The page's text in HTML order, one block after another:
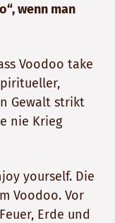
wenn man
Voodoo take
Gewalt strikt
nie Krieg
yourself. Die
Voodoo. Vor
Erde und